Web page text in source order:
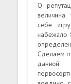
О
величина
себе
набежало
Сделаем